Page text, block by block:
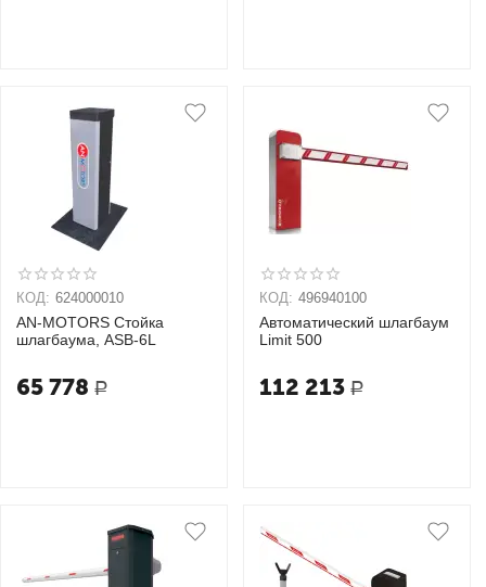
КОД: 624000010
AN-MOTORS Стойка
шлагбаума, ASB-6L
65 778 Р
КОД: 496940100
Автоматический шлагбаум
Limit 500
112 213 Р